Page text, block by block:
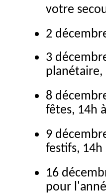
votre
2
3
planétaire,
8
fêtes, 14h
9
festifs, 14h
16
pour